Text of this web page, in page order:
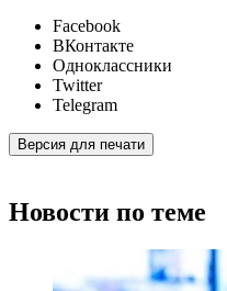
Facebook
ВКонтакте
Одноклассники
Twitter
Telegram
Версия для печати
Новости по теме